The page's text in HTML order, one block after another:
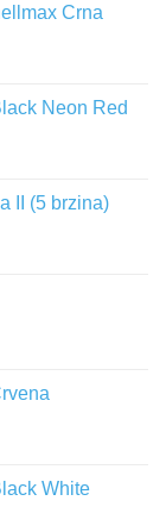
Crna
Neon Red
II (5 brzina)
White